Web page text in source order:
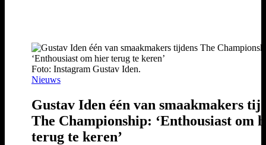
Foto: Instagram Gustav Iden.
Nieuws
Gustav Iden één van smaakmakers
The Championship: ‘Enthousiast om
terug te keren’